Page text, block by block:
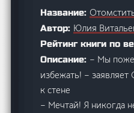
Название:
Автор: Юлия
Рейтинг книги по
Описание: – Мы
избежать! –
к стене
– Мечтай! Я никогда